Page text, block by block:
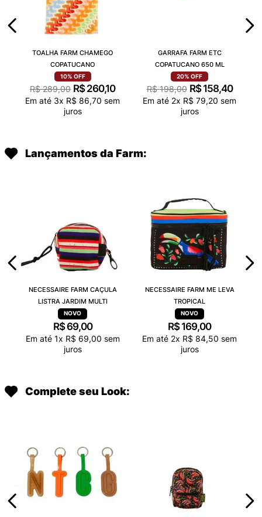
TOALHA FARM CHAMEGO
COPATUCANO
10% OFF
R$ 289,00 R$ 260,10
Em até 3x R$ 86,70 sem
juros
GARRAFA FARM ETC
COPATUCANO 650 ML
20% OFF
R$ 198,00 R$ 158,40
Em até 2x R$ 79,20 sem
juros
Lançamentos da Farm:
NECESSAIRE FARM CAÇULA
LISTRA JARDIM MULTI
R$ 69,00
Em até 1x R$ 69,00 sem
juros
NECESSAIRE FARM ME LEVA
TROPICAL
R$ 169,00
Em até 2x R$ 84,50 sem
juros
Complete seu Look: